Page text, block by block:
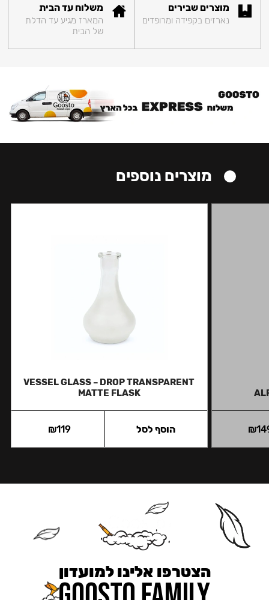
מוצרים שבירים
נארזים בקפידה ומרופדים
משלוח עד הבית
המארז מגיע עד הדלת
של הבית
מוצרים נוספים
₪
VESSEL GLASS – DROP TRANSPARENT
MATTE FLASK
₪119 הוסף לסל
הצטרפו אלינו למועדון